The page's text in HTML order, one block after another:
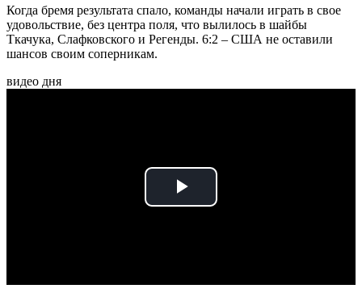
Когда бремя результата спало, команды начали играть в свое
удовольствие, без центра поля, что вылилось в шайбы
Ткачука, Слафковского и Регенды. 6:2 – США не оставили
шансов своим соперникам.
видео дня
Play